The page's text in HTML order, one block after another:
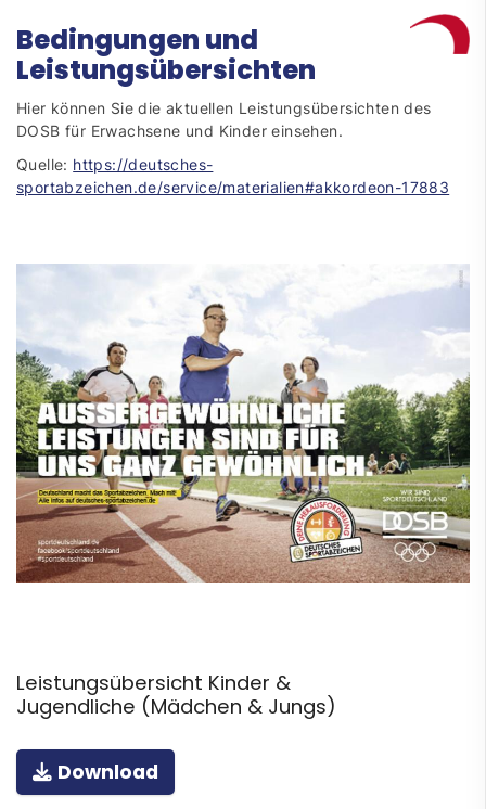
Bedingungen und
Leistungsübersichten
Hier können Sie die aktuellen Leistungsübersichten des
DOSB für Erwachsene und Kinder einsehen.
Quelle: https://deutsches-
sportabzeichen.de/service/materialien#akkordeon-17883
Leistungsübersicht Kinder &
Jugendliche (Mädchen & Jungs)
Download